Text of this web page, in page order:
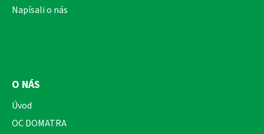
Napísali o nás
O NÁS
Úvod
OC DOMATRA